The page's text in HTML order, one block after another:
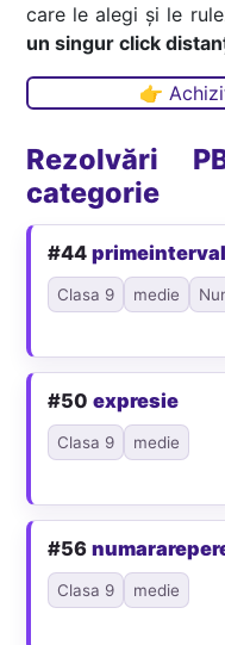
care le alegi și le
un singur click
👉
Rezolvări
categorie
#44primeinterval
Clasa 9 medie
#50expresie
Clasa 9 medie
#56
Clasa 9 medie